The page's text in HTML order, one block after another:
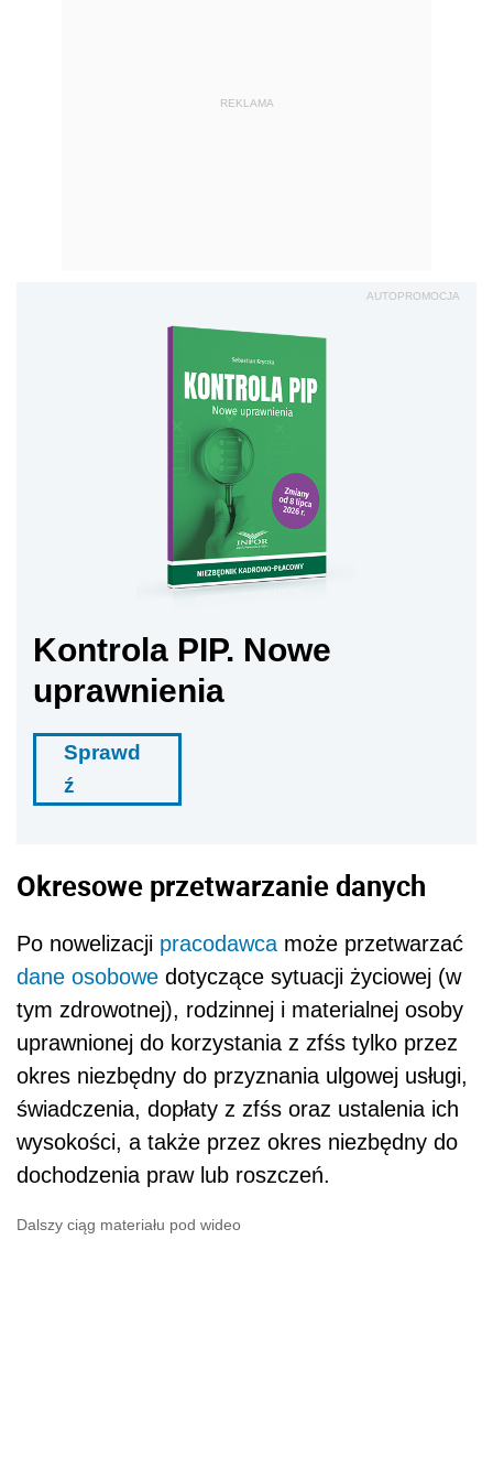
REKLAMA
AUTOPROMOCJA
Kontrola PIP. Nowe
uprawnienia
Sprawd
ź
Okresowe przetwarzanie danych
Po nowelizacji pracodawca może przetwarzać
dane osobowe dotyczące sytuacji życiowej (w
tym zdrowotnej), rodzinnej i materialnej osoby
uprawnionej do korzystania z zfśs tylko przez
okres niezbędny do przyznania ulgowej usługi,
świadczenia, dopłaty z zfśs oraz ustalenia ich
wysokości, a także przez okres niezbędny do
dochodzenia praw lub roszczeń.
Dalszy ciąg materiału pod wideo